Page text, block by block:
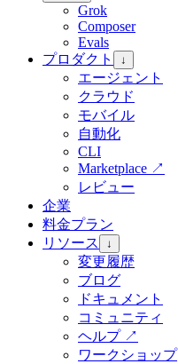
Grok
Composer
Evals
プロダクト
↓
エージェント
クラウド
モバイル
自動化
CLI
Marketplace ↗
レビュー
企業
料金プラン
リソース
↓
変更履歴
ブログ
ドキュメント
コミュニティ
ヘルプ↗
ワークショップ